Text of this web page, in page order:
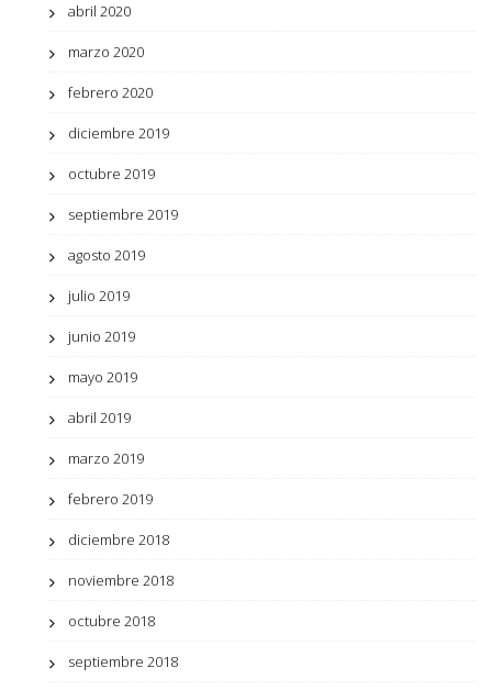
abril 2020
marzo 2020
febrero 2020
diciembre 2019
octubre 2019
septiembre 2019
agosto 2019
julio 2019
junio 2019
mayo 2019
abril 2019
marzo 2019
febrero 2019
diciembre 2018
noviembre 2018
octubre 2018
septiembre 2018